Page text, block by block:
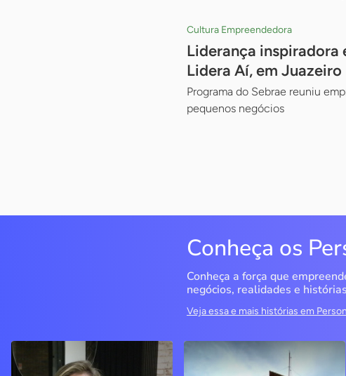
Cultura Empreendedora
Liderança inspiradora
Lidera Aí, em Juazeiro
Programa do Sebrae reuniu
pequenos negócios
Conheça os
Conheça a força que
negócios, realidades e
Veja essa e mais histórias em
Delucci
Infoecia Software